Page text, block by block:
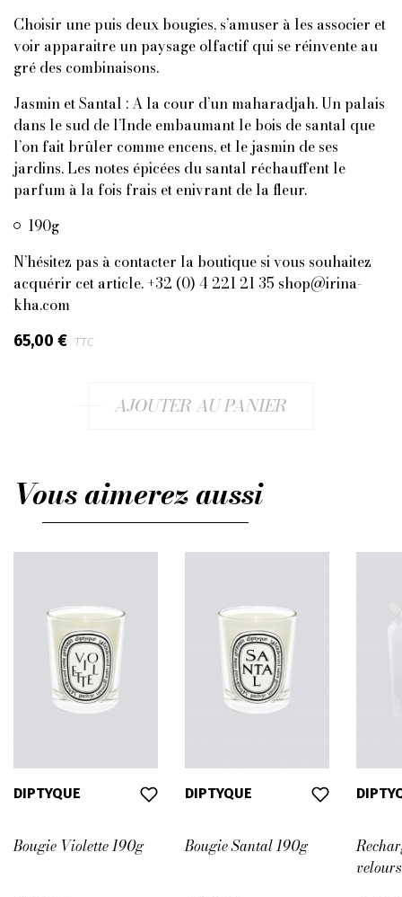
Choisir une puis deux bougies, s’amuser à les associer et
voir apparaitre un paysage olfactif qui se réinvente au
gré des combinaisons.
Jasmin et Santal : A la cour d’un maharadjah. Un palais
dans le sud de l’Inde embaumant le bois de santal que
l’on fait brûler comme encens, et le jasmin de ses
jardins. Les notes épicées du santal réchauffent le
parfum à la fois frais et enivrant de la fleur.
190g
N’hésitez pas à contacter la boutique si vous souhaitez
acquérir cet article. +32 (0) 4 221 21 35 shop@irina-
kha.com
65,00 € TTC
AJOUTER AU PANIER
Vous aimerez aussi
DIPTYQUE
Bougie Violette 190g
DIPTYQUE
Bougie Santal 190g